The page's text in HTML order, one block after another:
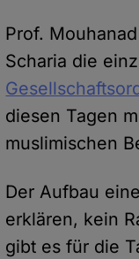
Prof.
Scharia die
diesen Tagen
muslimischen
Der Aufbau
erklären, kein
gibt es für die